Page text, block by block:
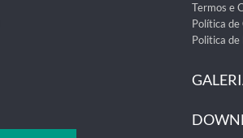
Termos e
Política de
Politica